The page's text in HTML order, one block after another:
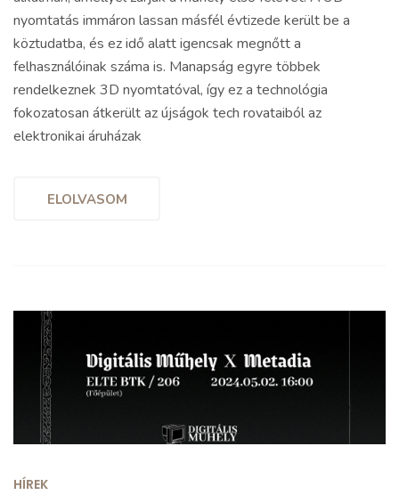
nyomtatás immáron lassan másfél évtizede került be a
köztudatba, és ez idő alatt igencsak megnőtt a
felhasználóinak száma is. Manapság egyre többek
rendelkeznek 3D nyomtatóval, így ez a technológia
fokozatosan átkerült az újságok tech rovataiból az
elektronikai áruházak
ELOLVASOM
HÍREK